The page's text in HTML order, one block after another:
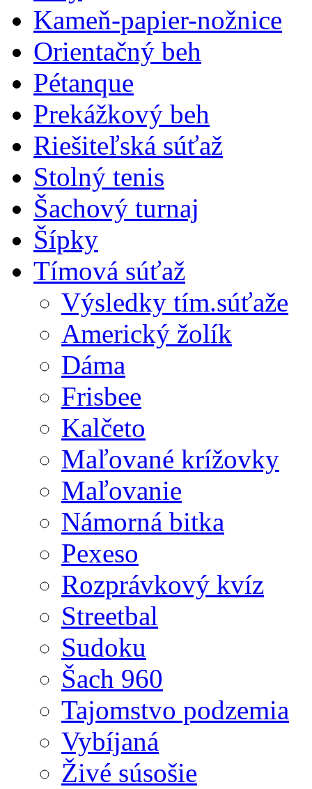
Kameň-papier-nožnice
Orientačný beh
Pétanque
Prekážkový beh
Riešiteľská súťaž
Stolný tenis
Šachový turnaj
Šípky
Tímová súťaž
Výsledky tím.súťaže
Americký žolík
Dáma
Frisbee
Kalčeto
Maľované krížovky
Maľovanie
Námorná bitka
Pexeso
Rozprávkový kvíz
Streetbal
Sudoku
Šach 960
Tajomstvo podzemia
Vybíjaná
Živé súsošie